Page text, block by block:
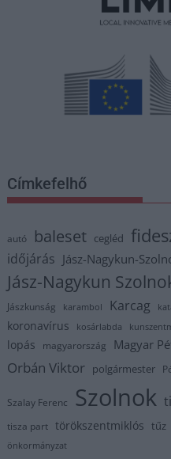
Címkefelhő
autó baleset cegléd
időjárás Jász-Nagykun-
Jász-Nagykun
Jászkunság karambol Karcag
koronavírus kosárlabda
lopás magyarország Magyar
Orbán Viktor polgármester
Szalay Ferenc Szolnok
tisza part törökszentmiklós tűz
önkormányzat